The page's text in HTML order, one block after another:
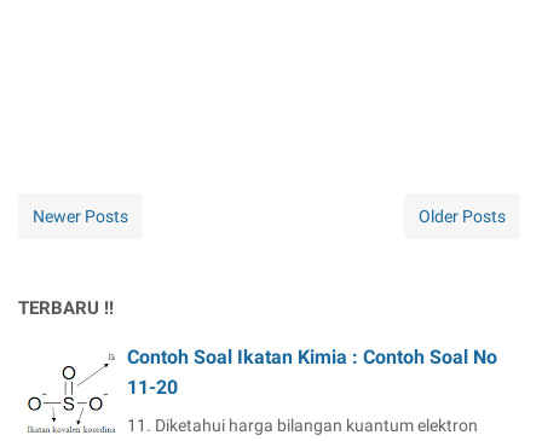
Newer Posts Older Posts
TERBARU !!
Contoh Soal Ikatan Kimia : Contoh Soal No
11-20
11. Diketahui harga bilangan kuantum elektron